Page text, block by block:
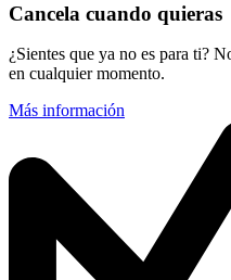
Cancela cuando quieras
¿Sientes que ya no es para ti?
en cualquier momento.
Más información